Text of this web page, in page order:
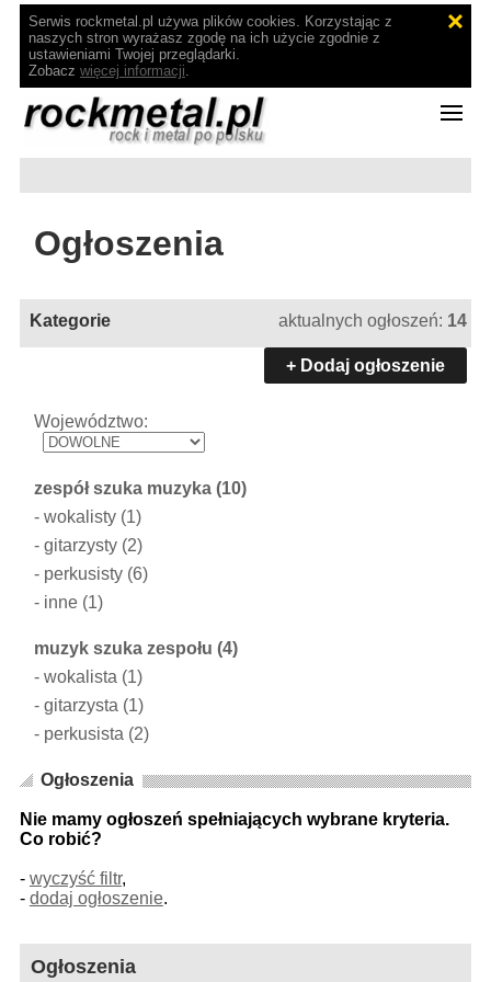
Serwis rockmetal.pl używa plików cookies. Korzystając z
naszych stron wyrażasz zgodę na ich użycie zgodnie z
ustawieniami Twojej przeglądarki.
Zobacz więcej informacji.
Ogłoszenia
Kategorie aktualnych ogłoszeń: 14
+ Dodaj ogłoszenie
Województwo:
zespół szuka muzyka (10)
-wokalisty (1)
-gitarzysty (2)
- perkusisty (6)
- inne (1)
muzyk szuka zespołu (4)
-wokalista (1)
-gitarzysta (1)
- perkusista (2)
Ogłoszenia
Nie mamy ogłoszeń spełniających wybrane kryteria.
Co robić?
- wyczyść filtr,
- dodaj ogłoszenie.
Ogłoszenia